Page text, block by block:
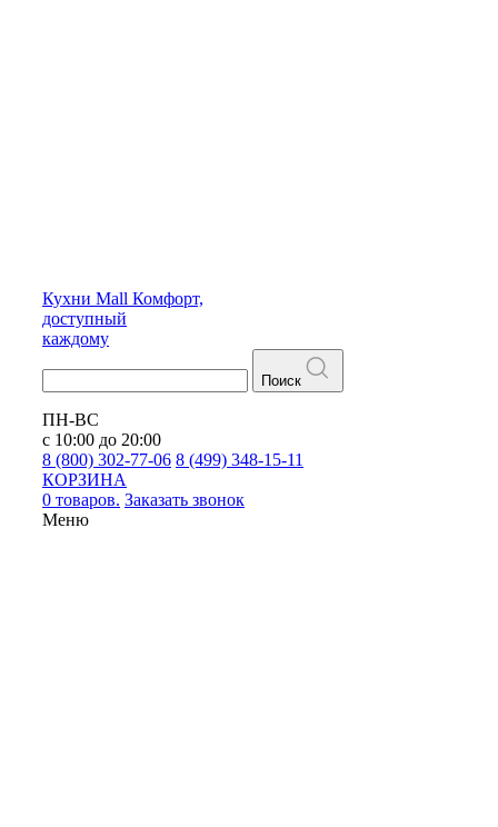
Кухни Mall Комфорт,
доступный
каждому
Поиск
ПН-ВС
с 10:00 до 20:00
8 (800) 302-77-06 8 (499) 348-15-11
КОРЗИНА
0 товаров. Заказать звонок
Меню